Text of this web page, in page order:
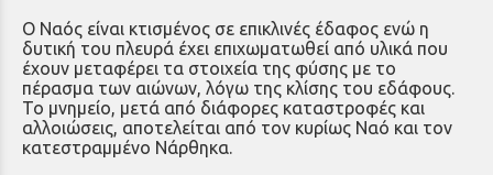
Ο Ναός είναι κτισμένος σε επικλινές έδαφος ενώ η
δυτική του πλευρά έχει επιχωματωθεί από υλικά που
έχουν μεταφέρει τα στοιχεία της φύσης με το
πέρασμα των αιώνων, λόγω της κλίσης του εδάφους.
Το μνημείο, μετά από διάφορες καταστροφές και
αλλοιώσεις, αποτελείται από τον κυρίως Ναό και τον
κατεστραμμένο Νάρθηκα.